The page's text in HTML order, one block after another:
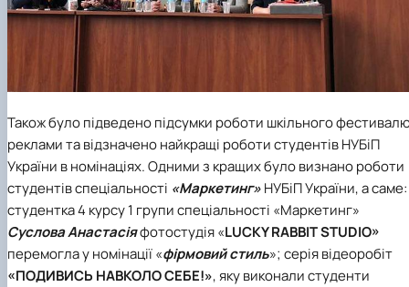
Також було підведено підсумки роботи шкільного
реклами та відзначено найкращі роботи студентів НУБіП
України в номінаціях. Одними з кращих було визнано роботи
студентів спеціальності «Маркетинг»НУБіП України, а саме:
студентка 4 курсу 1 групи спеціальності «Маркетинг»
Суслова Анастасіяфотостудія «LUCKY RABBIT STUDIO»
перемогла у номінації «фірмовий стиль»; серія відеоробіт
«ПОДИВИСЬ НАВКОЛО СЕБЕ!», яку виконали студенти